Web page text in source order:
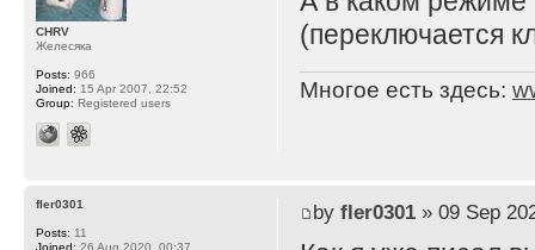
(переключается
Многое есть здесь:
CHRV
Желесяка
Posts: 966
Joined: 15 Apr 2007, 22:52
Group: Registered users
by fler0301» 09 Sep
fler0301
Posts: 11
Joined: 26 Aug 2020, 00:37